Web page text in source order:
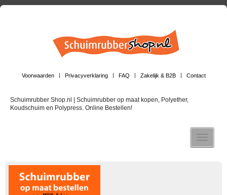
Voorwaarden Privacyverklaring FAQ Zakelijk & B2B Contact
Schuimrubber Shop.nl | Schuimrubber op maat kopen, Polyether,
Koudschuim en Polypress. Online Bestellen!
Toggle